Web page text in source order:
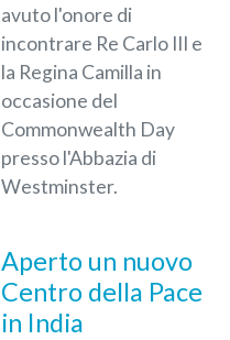
avuto l'onore di
incontrare Re Carlo III e
la Regina Camilla in
occasione del
Commonwealth Day
presso l'Abbazia di
Westminster.
Aperto un nuovo
Centro della Pace
in India